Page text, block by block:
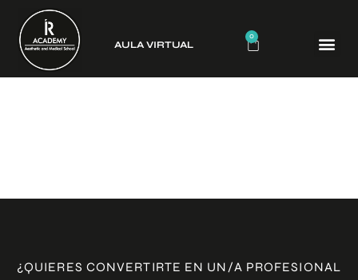
AULA VIRTUAL
0
¿QUIERES CONVERTIRTE EN UN/A PROFESIONAL